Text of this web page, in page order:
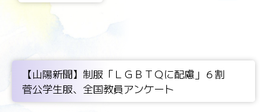
【山陽新聞】制服「ＬＧＢＴＱに配慮」６割
菅公学生服、全国教員アンケート